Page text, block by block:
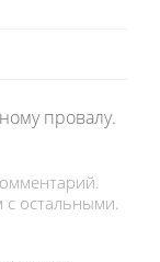
провалу.
с остальными.